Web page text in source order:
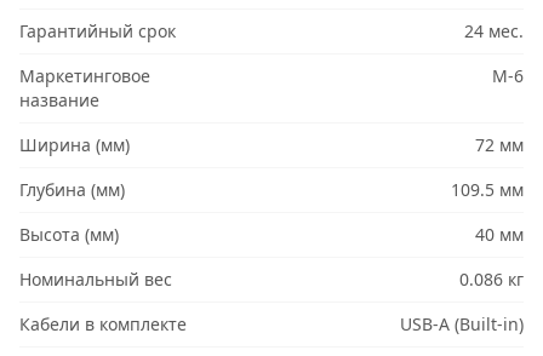
Гарантийный срок
24 мес.
Маркетинговое
название
M-6
Ширина (мм)
72 мм
Глубина (мм)
109.5 мм
Высота (мм)
40 мм
Номинальный вес
0.086 кг
Кабели в комплекте
USB-A (Built-in)